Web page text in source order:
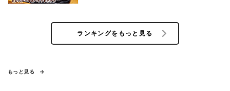
ランキングをもっと見る
もっと見る